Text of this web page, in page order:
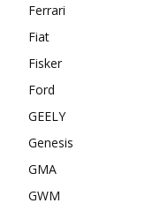
Ferrari
Fiat
Fisker
Ford
GEELY
Genesis
GMA
GWM